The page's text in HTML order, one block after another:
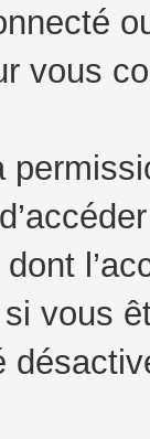
vous
dont
vous